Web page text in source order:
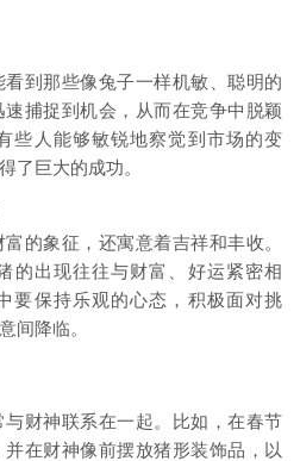
到那些像兔子一样机敏、聪明的
捕捉到机会，从而在竞争中脱颖
些人能够敏锐地察觉到市场的变
了巨大的成功。
的象征，还寓意着吉祥和丰收。
的出现往往与财富、好运紧密相
要保持乐观的心态，积极面对挑
间降临。
财神联系在一起。比如，在春节
在财神像前摆放猪形装饰品，以